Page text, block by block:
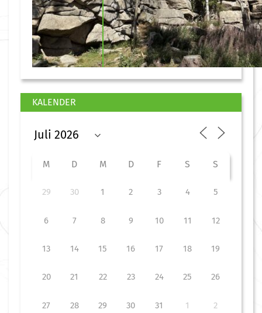
KALENDER
M D M D F S S
29 30 1 2 3 4 5
6 7 8 9 10 11 12
13 14 15 16 17 18 19
20 21 22 23 24 25 26
27 28 29 30 31 1 2